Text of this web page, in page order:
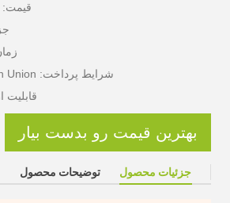
قیمت: USD 120-558 Pieces
زمان
شرایط پرداخت: L / C ، T / T ، Western Union
قابلیت ارائه: 100
بهترین قیمت رو بدست بیار
جزئیات محصول توضیحات محصول